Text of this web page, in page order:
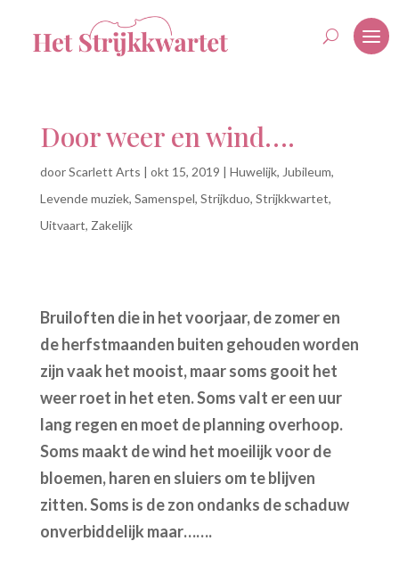
Door weer en wind….
doorScarlett Arts | okt 15, 2019 | Huwelijk, Jubileum,
Levende muziek, Samenspel, Strijkduo, Strijkkwartet,
Uitvaart, Zakelijk
Bruiloften die in het voorjaar, de zomer en
de herfstmaanden buiten gehouden worden
zijn vaak het mooist, maar soms gooit het
weer roet in het eten. Soms valt er een uur
lang regen en moet de planning overhoop.
Soms maakt de wind het moeilijk voor de
bloemen, haren en sluiers om te blijven
zitten. Soms is de zon ondanks de schaduw
onverbiddelijk maar…….